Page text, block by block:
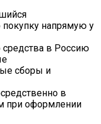
напрямую у
средства в Россию
сборы и
в
при оформлении